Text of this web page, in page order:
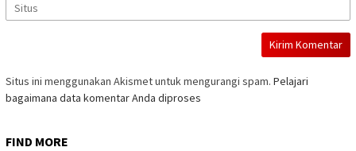
Situs ini menggunakan Akismet untuk mengurangi spam. Pelajari
bagaimana data komentar Anda diproses
FIND MORE